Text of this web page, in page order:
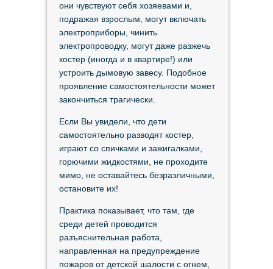
они чувствуют себя хозяевами и,
подражая взрослым, могут включать
электроприборы, чинить
электропроводку, могут даже разжечь
костер (иногда и в квартире!) или
устроить дымовую завесу. Подобное
проявление самостоятельности может
закончиться трагически.
Если Вы увидели, что дети
самостоятельно разводят костер,
играют со спичками и зажигалками,
горючими жидкостями, не проходите
мимо, не оставайтесь безразличными,
остановите их!
Практика показывает, что там, где
среди детей проводится
разъяснительная работа,
направленная на предупреждение
пожаров от детской шалости с огнем,